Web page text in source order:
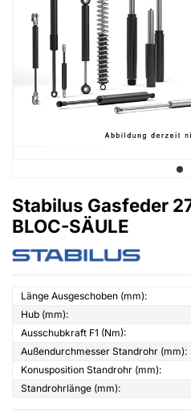
Stabilus Gasfeder
BLOC-SÄULE
Länge Ausgeschoben (mm):
Hub (mm):
Ausschubkraft F1 (Nm):
Außendurchmesser Standrohr (mm):
Konusposition Standrohr (mm):
Standrohrlänge (mm):